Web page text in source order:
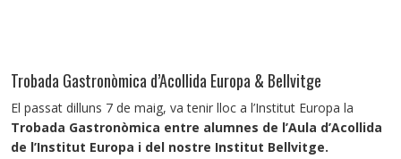
Trobada Gastronòmica d’Acollida Europa & Bellvitge
El passat dilluns 7 de maig, va tenir lloc a l’Institut Europa la
Trobada Gastronòmica entre alumnes de l’Aula d’Acollida
de l’Institut Europa i del nostre Institut Bellvitge.